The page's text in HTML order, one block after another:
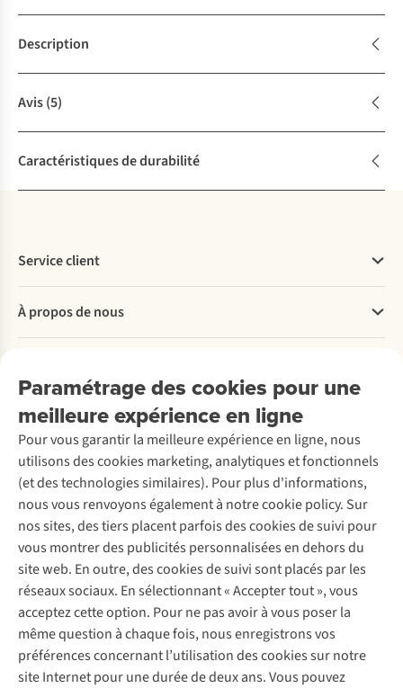
Description
Avis(5)
Caractéristiques de durabilité
Paramétrage des cookies pour une
meilleure expérience en ligne
Pour vous garantir la meilleure expérience en ligne, nous
utilisons des cookies marketing, analytiques et fonctionnels
(et des technologies similaires). Pour plus d'informations,
nous vous renvoyons également à notre cookie policy. Sur
nos sites, des tiers placent parfois des cookies de suivi pour
vous montrer des publicités personnalisées en dehors du
site web. En outre, des cookies de suivi sont placés par les
réseaux sociaux. En sélectionnant « Accepter tout », vous
acceptez cette option. Pour ne pas avoir à vous poser la
même question à chaque fois, nous enregistrons vos
préférences concernant l’utilisation des cookies sur notre
site Internet pour une durée de deux ans. Vous pouvez
Service client
Commander
Payer
Retourner
Rétractation d'une commande
Entretien & réparations
Garantie
Contactez-nous
À propos de nous
Entreprise responsable
À propos d’Ayacucho
Nos magasins
À propos d’A.S.Adventure
Déclaration d'accessibilité
Location / Location sports d’hiver
Seconde-main
Entretien de ski
Service de lavage
Entretien de chaussures
Réparation de chaussures
Réparation de vêtements
Retouches
Pour les entreprises
Découvrez
A.S.Magazine
Explore Camp
Expertise & conseils
Abonnez-vous à la newsletter
Suivez-nous